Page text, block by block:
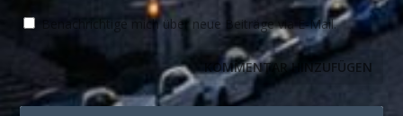
Benachrichtige mich über neue Beiträge via E-Mail.